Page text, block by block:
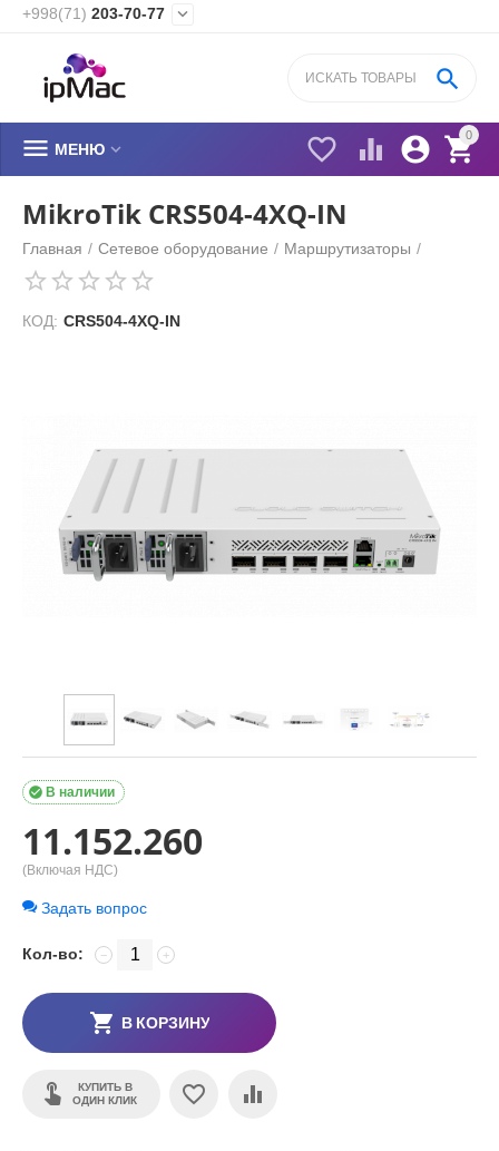
+998(71) 203-70-77 
0


 

 МЕНЮ 
MikroTik CRS504-4XQ-IN
Главная / Сетевое оборудование / ​Маршрутизаторы /
КОД: CRS504-4XQ-IN
В наличии

11.152.260
(Включая НДС)
Задать вопрос
Кол-во: +
−
В КОРЗИНУ
КУПИТЬ В
ОДИН КЛИК